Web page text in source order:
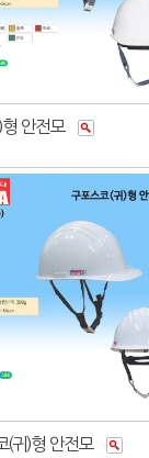
형 안전모
(귀)형 안전모